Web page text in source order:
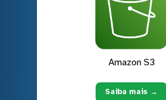
Amazon S3
Saiba mais →